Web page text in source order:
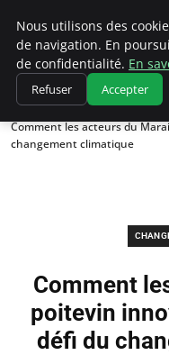
Accueil
Changements
Comment les acteurs du
changement climatique
Comment
poitevin
défi du
Nous utilisons des
de navigation. En
de confidentialité. En
Refuser Accepter